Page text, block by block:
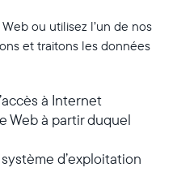
ou utilisez l’un de nos
et traitons les données
à Internet
Web à partir duquel
d’exploitation